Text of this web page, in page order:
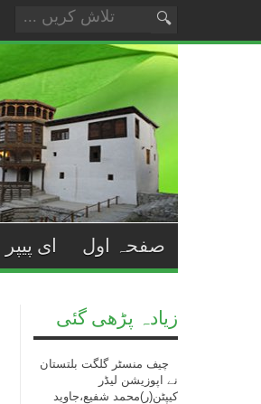
صفحہ اول ای پیپر
زیادہ پڑھی گئی
چیف منسٹر گلگت بلتستان
نے اپوزیشن لیڈر
کیپٹن(ر)محمد شفیع،جاوید